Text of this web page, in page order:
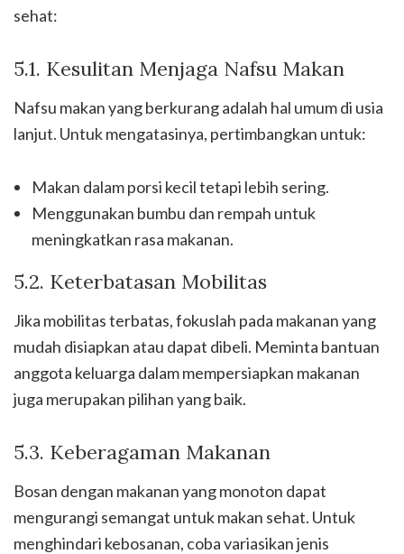
sehat:
5.1. Kesulitan Menjaga Nafsu Makan
Nafsu makan yang berkurang adalah hal umum di usia
lanjut. Untuk mengatasinya, pertimbangkan untuk:
Makan dalam porsi kecil tetapi lebih sering.
Menggunakan bumbu dan rempah untuk
meningkatkan rasa makanan.
5.2. Keterbatasan Mobilitas
Jika mobilitas terbatas, fokuslah pada makanan yang
mudah disiapkan atau dapat dibeli. Meminta bantuan
anggota keluarga dalam mempersiapkan makanan
juga merupakan pilihan yang baik.
5.3. Keberagaman Makanan
Bosan dengan makanan yang monoton dapat
mengurangi semangat untuk makan sehat. Untuk
menghindari kebosanan, coba variasikan jenis